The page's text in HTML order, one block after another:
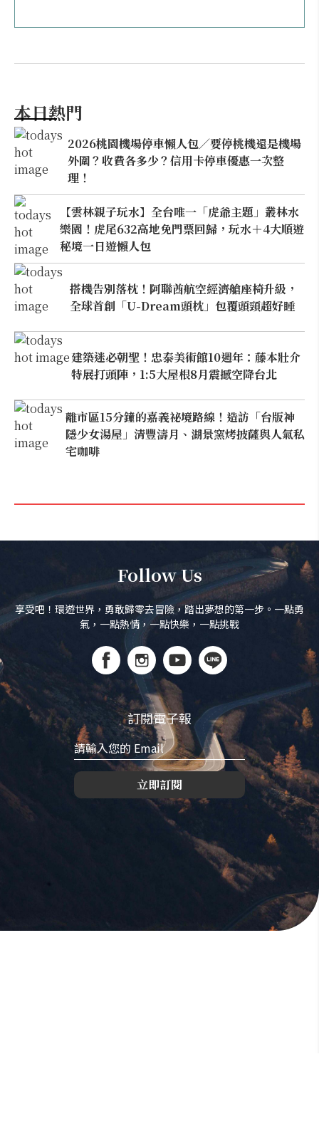
本日熱門
2026桃園機場停車懶人包／要停桃機還是機場
外圍？收費各多少？信用卡停車優惠一次整
理！
【雲林親子玩水】全台唯一「虎爺主題」叢林水
樂園！虎尾632高地免門票回歸，玩水＋4大順遊
秘境一日遊懶人包
搭機告別落枕！阿聯酋航空經濟艙座椅升級，
全球首創「U-Dream頭枕」包覆頭頸超好睡
建築迷必朝聖！忠泰美術館10週年：藤本壯介
特展打頭陣，1:5大屋根8月震撼空降台北
離市區15分鐘的嘉義祕境路線！造訪「台版神
隱少女湯屋」清豐濤月、湖景窯烤披薩與人氣私
宅咖啡
Follow Us
享受吧！環遊世界，勇敢歸零去冒險，踏出夢想的第一步。一點勇
氣，一點熱情，一點快樂，一點挑戰
訂閱電子報
立即訂閱